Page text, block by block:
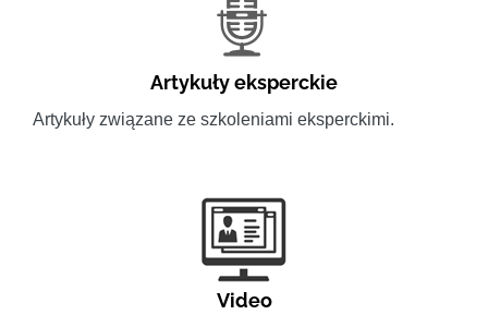
Artykuły eksperckie
Artykuły związane ze szkoleniami eksperckimi.
Video